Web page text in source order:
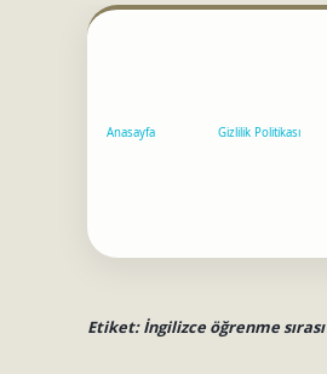
Anasayfa Gizlilik Politikası
Etiket:İngilizce öğrenme